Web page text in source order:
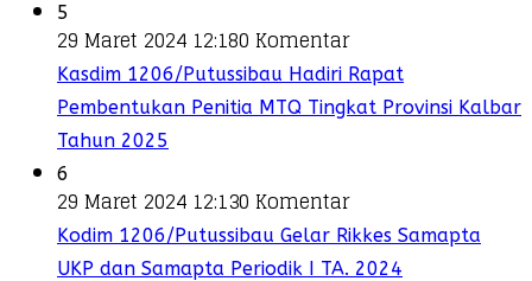
5
29 Maret 2024 12:180 Komentar
Kasdim 1206/Putussibau Hadiri Rapat
Pembentukan Penitia MTQ Tingkat Provinsi Kalbar
Tahun 2025
6
29 Maret 2024 12:130 Komentar
Kodim 1206/Putussibau Gelar Rikkes Samapta
UKP dan Samapta Periodik I TA. 2024